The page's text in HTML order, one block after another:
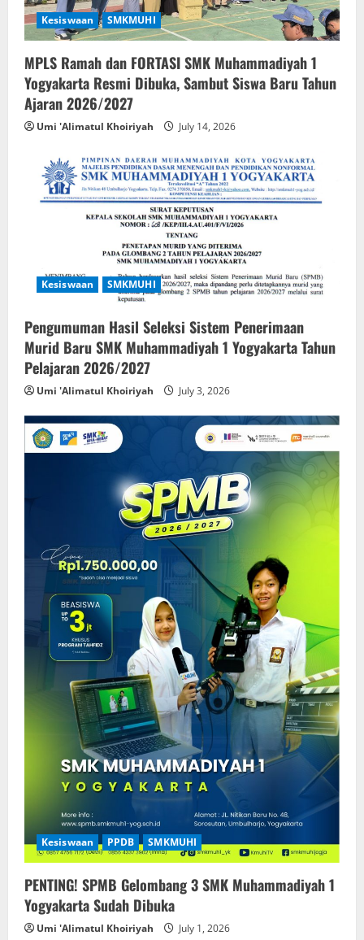
Kesiswaan SMKMUHI
MPLS Ramah dan FORTASI SMK Muhammadiyah 1
Yogyakarta Resmi Dibuka, Sambut Siswa Baru Tahun
Ajaran 2026/2027
Umi 'Alimatul Khoiriyah July 14, 2026
Kesiswaan SMKMUHI
Pengumuman Hasil Seleksi Sistem Penerimaan
Murid Baru SMK Muhammadiyah 1 Yogyakarta Tahun
Pelajaran 2026/2027
Umi 'Alimatul Khoiriyah July 3, 2026
Kesiswaan PPDB SMKMUHI
PENTING! SPMB Gelombang 3 SMK Muhammadiyah 1
Yogyakarta Sudah Dibuka
Umi 'Alimatul Khoiriyah July 1, 2026